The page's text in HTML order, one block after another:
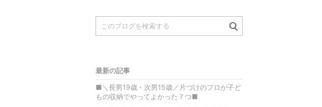
最新の記事
■＼長男19歳・次男15歳／片づけのプロが子ど
もの収納でやってよかった７つ■